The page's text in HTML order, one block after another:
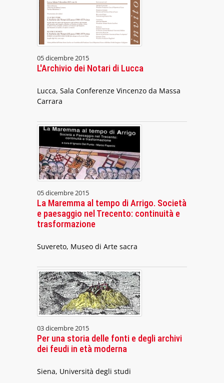
05 dicembre 2015
L'Archivio dei Notari di Lucca
Lucca, Sala Conferenze Vincenzo da Massa
Carrara
05 dicembre 2015
La Maremma al tempo di Arrigo. Società
e paesaggio nel Trecento: continuità e
trasformazione
Suvereto, Museo di Arte sacra
03 dicembre 2015
Per una storia delle fonti e degli archivi
dei feudi in età moderna
Siena, Università degli studi